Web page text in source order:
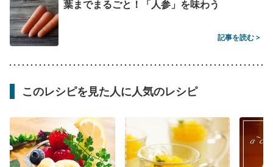
葉までまるごと！「人参」を味わう
記事を読む >
このレシピを見た人に人気のレシピ